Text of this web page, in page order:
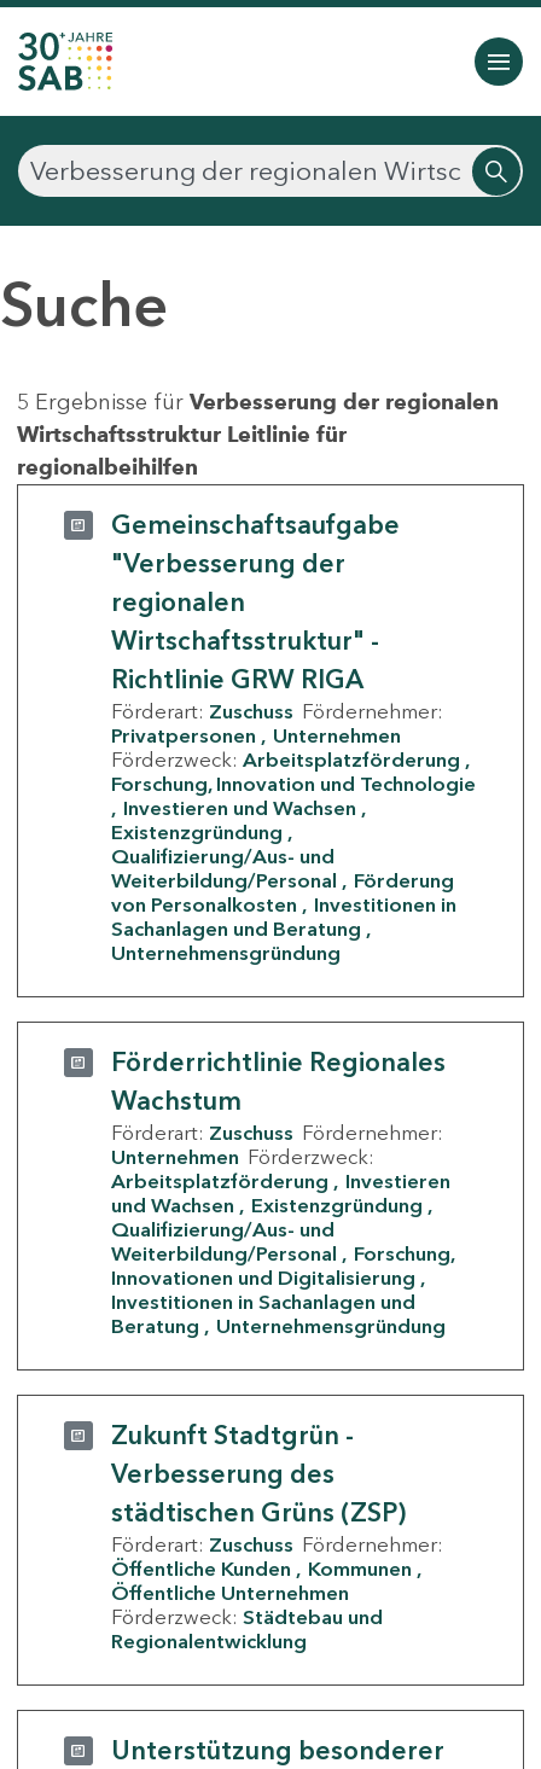
Suche
5 Ergebnisse für Verbesserung der regionalen
Wirtschaftsstruktur Leitlinie für
regionalbeihilfen
Gemeinschaftsaufgabe
"Verbesserung der
regionalen
Wirtschaftsstruktur" -
Richtlinie GRW RIGA
Förderart: Zuschuss Fördernehmer:
Privatpersonen
Unternehmen
Förderzweck: Arbeitsplatzförderung
Forschung, Innovation und Technologie
Investieren und Wachsen
Existenzgründung
Qualifizierung/Aus- und
Weiterbildung/Personal
Förderung
von Personalkosten
Investitionen in
Sachanlagen und Beratung
Unternehmensgründung
Förderrichtlinie Regionales
Wachstum
Förderart: Zuschuss Fördernehmer:
Unternehmen Förderzweck:
Arbeitsplatzförderung
Investieren
und Wachsen
Existenzgründung
Qualifizierung/Aus- und
Weiterbildung/Personal
Forschung,
Innovationen und Digitalisierung
Investitionen in Sachanlagen und
Beratung
Unternehmensgründung
Zukunft Stadtgrün -
Verbesserung des
städtischen Grüns (ZSP)
Förderart: Zuschuss Fördernehmer:
Öffentliche Kunden
Kommunen
Öffentliche Unternehmen
Förderzweck: Städtebau und
Regionalentwicklung
Unterstützung besonderer